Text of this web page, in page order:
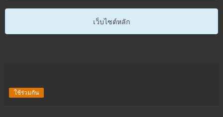
เว็บไซต์หลัก
ใช้ร่วมกัน